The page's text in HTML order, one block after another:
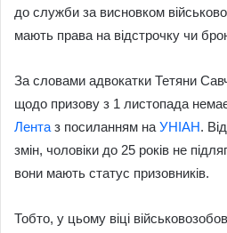
до служби за висновком військово-
мають права на відстрочку чи
За словами адвокатки Тетяни
щодо призову з 1 листопада
Лента з посиланням на УНІАН.
змін, чоловіки до 25 років не
вони мають статус призовників.
Тобто, у цьому віці